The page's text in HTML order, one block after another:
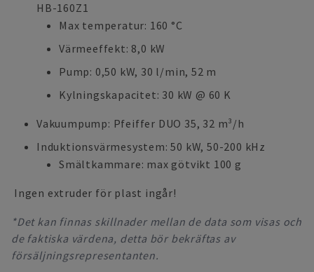
HB-160Z1
Max temperatur: 160 °C
Värmeeffekt: 8,0 kW
Pump: 0,50 kW, 30 l/min, 52 m
Kylningskapacitet: 30 kW @ 60 K
Vakuumpump: Pfeiffer DUO 35, 32 m³/h
Induktionsvärmesystem: 50 kW, 50-200 kHz
Smältkammare: max götvikt 100 g
Ingen extruder för plast ingår!
*Det kan finnas skillnader mellan de data som visas och
de faktiska värdena, detta bör bekräftas av
försäljningsrepresentanten.